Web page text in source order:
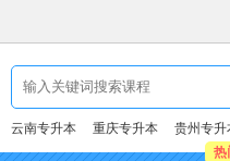
云南专升本 重庆专升本 贵州专升
热